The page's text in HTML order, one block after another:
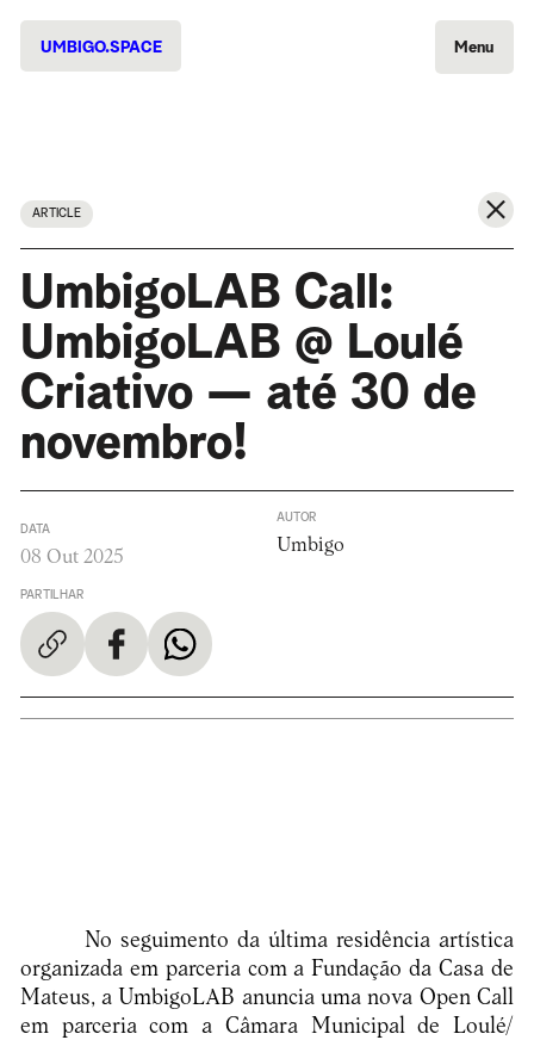
UMBIGO.SPACE Menu
ARTICLE
UmbigoLAB Call:
UmbigoLAB @ Loulé
Criativo — até 30 de
novembro!
DATA
08 Out 2025
PARTILHAR
AUTOR
Umbigo
No seguimento da última residência artística
organizada em parceria com a Fundação da Casa de
Mateus, a UmbigoLAB anuncia uma nova Open Call
em parceria com a Câmara Municipal de Loulé/